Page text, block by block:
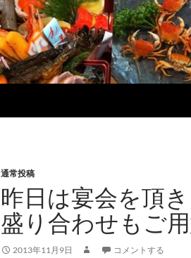
通常投稿
昨日は宴会を頂
盛り合わせもご
2013年11月9日 コメントする